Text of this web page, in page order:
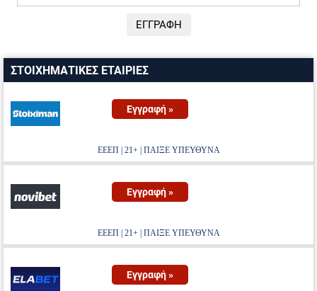
ΣΤΟΙΧΗΜΑΤΙΚΕΣ ΕΤΑΙΡΙΕΣ
Εγγραφή »
ΕΕΕΠ | 21+ | ΠΑΙΞΕ ΥΠΕΥΘΥΝΑ
Εγγραφή »
ΕΕΕΠ | 21+ | ΠΑΙΞΕ ΥΠΕΥΘΥΝΑ
Εγγραφή »